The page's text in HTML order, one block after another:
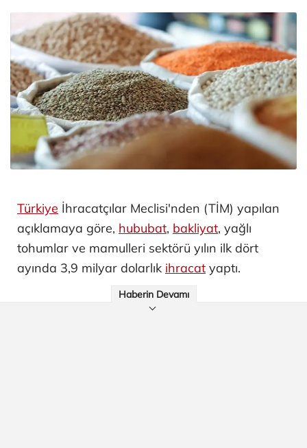
Türkiye İhracatçılar Meclisi'nden (TİM) yapılan
açıklamaya göre, hububat, bakliyat, yağlı
tohumlar ve mamulleri sektörü yılın ilk dört
ayında 3,9 milyar dolarlık ihracat yaptı.
Haberin Devamı